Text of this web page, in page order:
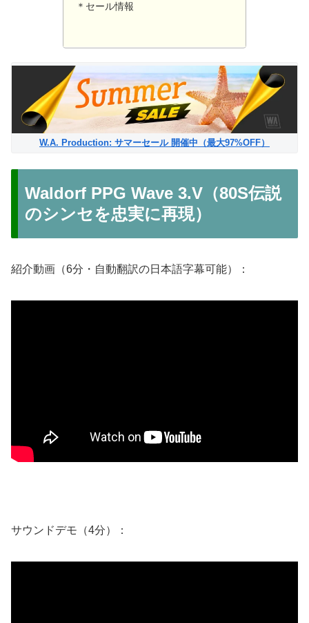
＊セール情報
W.A. Production: サマーセール 開催中（最大97%OFF）
Waldorf PPG Wave 3.V（80S伝説
のシンセを忠実に再現）
紹介動画（6分・自動翻訳の日本語字幕可能）：
サウンドデモ（4分）：